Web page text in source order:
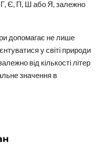
Г, Є, П, Ш або Я, залежно
допомагає не лише
у світі природи
від кількості літер
значення в